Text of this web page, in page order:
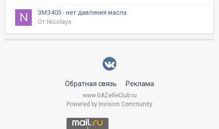
ЗМЗ405 - нет давления масла
От Nicolays
Обратная связь Реклама
www.GAZelleClub.ru
Powered by Invision Community